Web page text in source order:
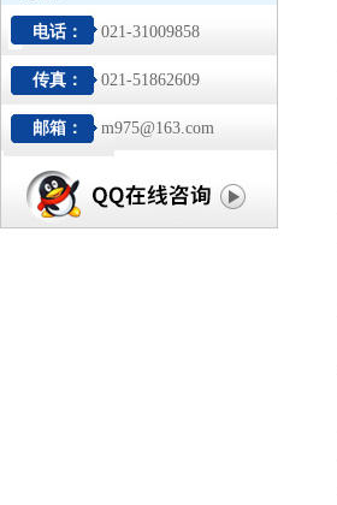
电话： 021-31009858
传真： 021-51862609
邮箱： m975@163.com